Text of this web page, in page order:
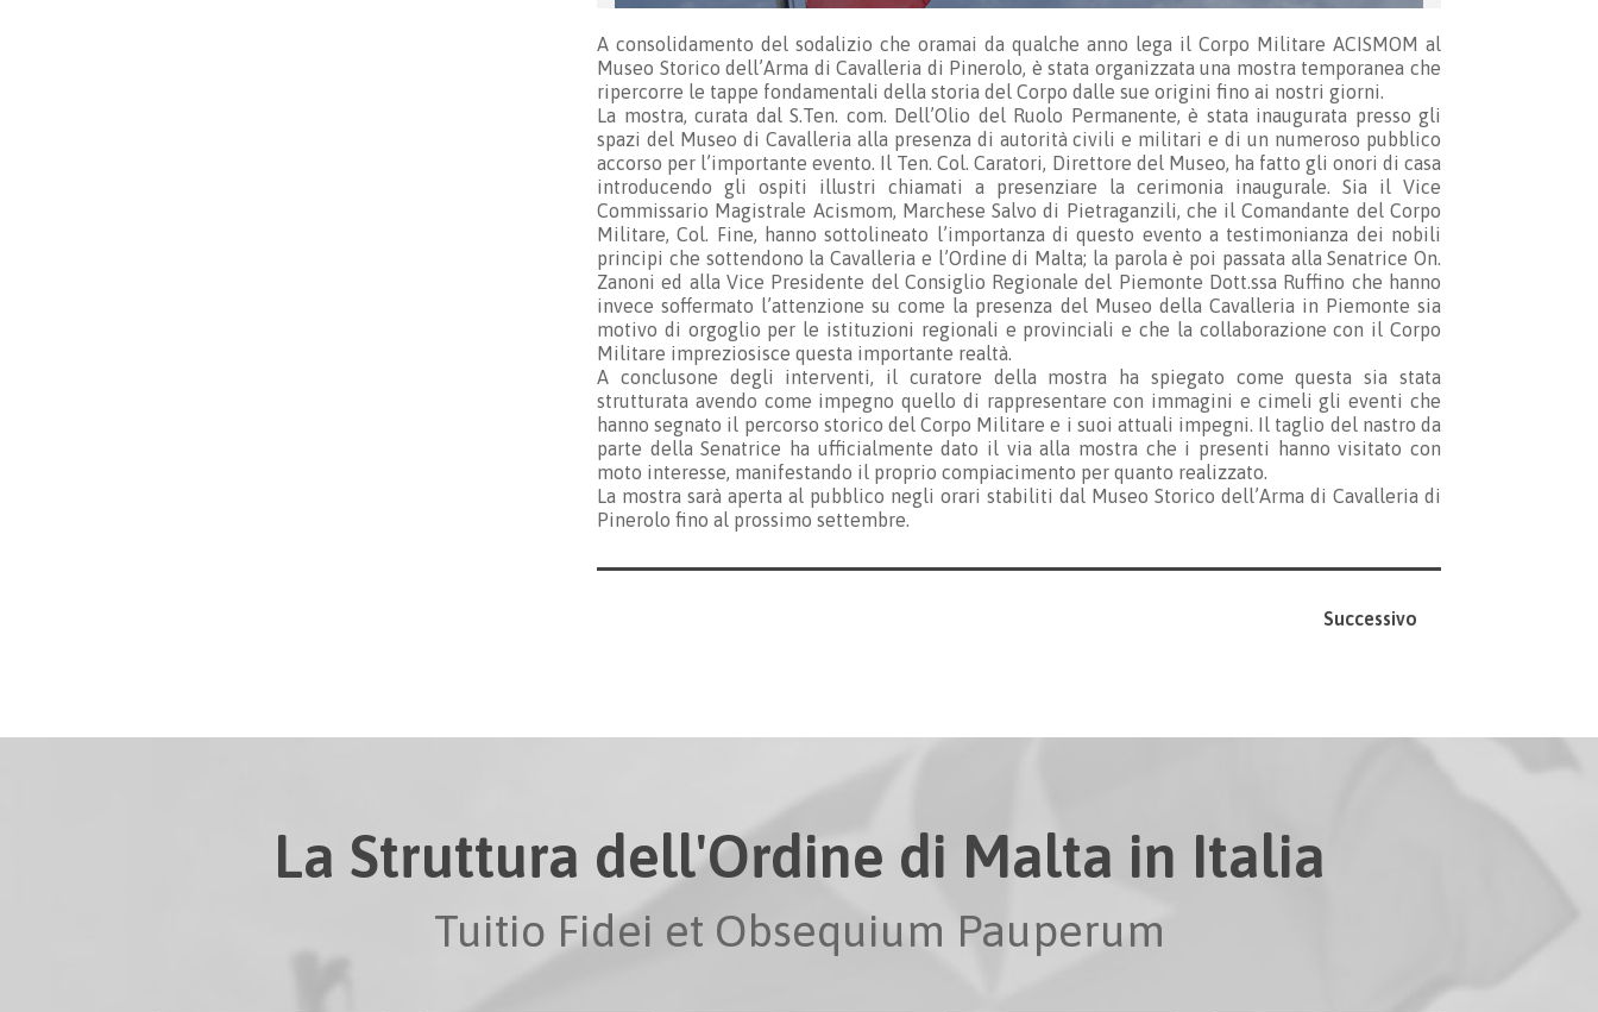
A consolidamento del sodalizio che oramai da qualche anno lega il Corpo Militare ACISMOM al
Museo Storico dell’Arma di Cavalleria di Pinerolo, è stata organizzata una mostra temporanea che
ripercorre le tappe fondamentali della storia del Corpo dalle sue origini fino ai nostri giorni.
La mostra, curata dal S.Ten. com. Dell’Olio del Ruolo Permanente, è stata inaugurata presso gli
spazi del Museo di Cavalleria alla presenza di autorità civili e militari e di un numeroso pubblico
accorso per l’importante evento. Il Ten. Col. Caratori, Direttore del Museo, ha fatto gli onori di casa
introducendo gli ospiti illustri chiamati a presenziare la cerimonia inaugurale. Sia il Vice
Commissario Magistrale Acismom, Marchese Salvo di Pietraganzili, che il Comandante del Corpo
Militare, Col. Fine, hanno sottolineato l’importanza di questo evento a testimonianza dei nobili
principi che sottendono la Cavalleria e l’Ordine di Malta; la parola è poi passata alla Senatrice On.
Zanoni ed alla Vice Presidente del Consiglio Regionale del Piemonte Dott.ssa Ruffino che hanno
invece soffermato l’attenzione su come la presenza del Museo della Cavalleria in Piemonte sia
motivo di orgoglio per le istituzioni regionali e provinciali e che la collaborazione con il Corpo
Militare impreziosisce questa importante realtà.
A conclusone degli interventi, il curatore della mostra ha spiegato come questa sia stata
strutturata avendo come impegno quello di rappresentare con immagini e cimeli gli eventi che
hanno segnato il percorso storico del Corpo Militare e i suoi attuali impegni. Il taglio del nastro da
parte della Senatrice ha ufficialmente dato il via alla mostra che i presenti hanno visitato con
moto interesse, manifestando il proprio compiacimento per quanto realizzato.
La mostra sarà aperta al pubblico negli orari stabiliti dal Museo Storico dell’Arma di Cavalleria di
Pinerolo fino al prossimo settembre.
Successivo
La Struttura dell'Ordine di Malta in Italia
Tuitio Fidei et Obsequium Pauperum